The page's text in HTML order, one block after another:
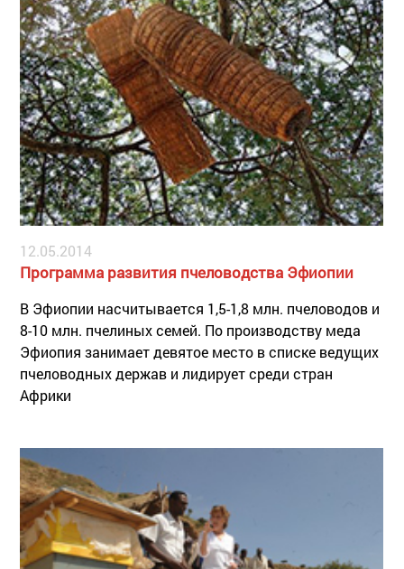
12.05.2014
Программа развития пчеловодства Эфиопии
В Эфиопии насчитывается 1,5-1,8 млн. пчеловодов и
8-10 млн. пчелиных семей. По производству меда
Эфиопия занимает девятое место в списке ведущих
пчеловодных держав и лидирует среди стран
Африки